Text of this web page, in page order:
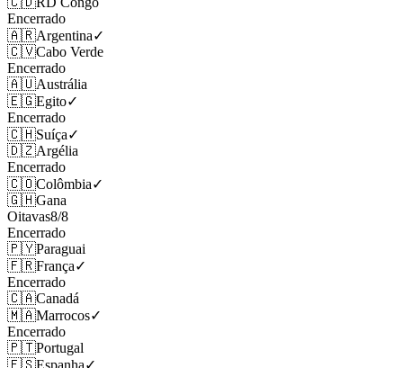
Encerrado
🇦🇷Argentina✓
🇨🇻Cabo Verde
Encerrado
🇦🇺Austrália
🇪🇬Egito✓
Encerrado
🇨🇭Suíça✓
🇩🇿Argélia
Encerrado
🇨🇴Colômbia✓
🇬🇭Gana
Oitavas8/8
Encerrado
🇵🇾Paraguai
🇫🇷França✓
Encerrado
🇨🇦Canadá
🇲🇦Marrocos✓
Encerrado
🇵🇹Portugal
🇪🇸Espanha✓